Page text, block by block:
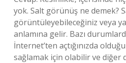
yok. Salt görünüş ne demek?
görüntüleyebileceğiniz veya
anlamına gelir. Bazı
İnternet’ten açtığınızda
sağlamak için olabilir ve diğer